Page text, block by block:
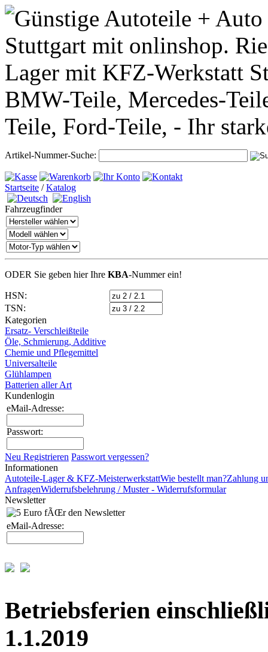
Artikel-Nummer-Suche:
Startseite /Katalog
Fahrzeugfinder
ODER Sie geben hier Ihre KBA-Nummerein!
HSN:
TSN:
Kategorien
Ersatz- Verschleißteile
Öle, Schmierung, Additive
Chemie und Pflegemittel
Universalteile
Glühlampen
Batterien aller Art
Kundenlogin
eMail-Adresse:
Passwort:
Neu Registrieren Passwort vergessen?
Informationen
Autoteile-Lager & KFZ-MeisterwerkstattWie bestellt man?Zahlung
AnfragenWiderrufsbelehrung / Muster - Widerrufsformular
Newsletter
eMail-Adresse:
Betriebsferien
1.1.2019